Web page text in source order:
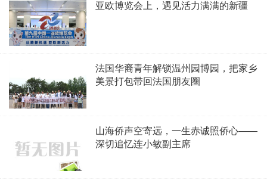
亚欧博览会上，遇见活力满满的新疆
法国华裔青年解锁温州园博园，把家乡
美景打包带回法国朋友圈
山海侨声空寄远，一生赤诚照侨心——
深切追忆连小敏副主席